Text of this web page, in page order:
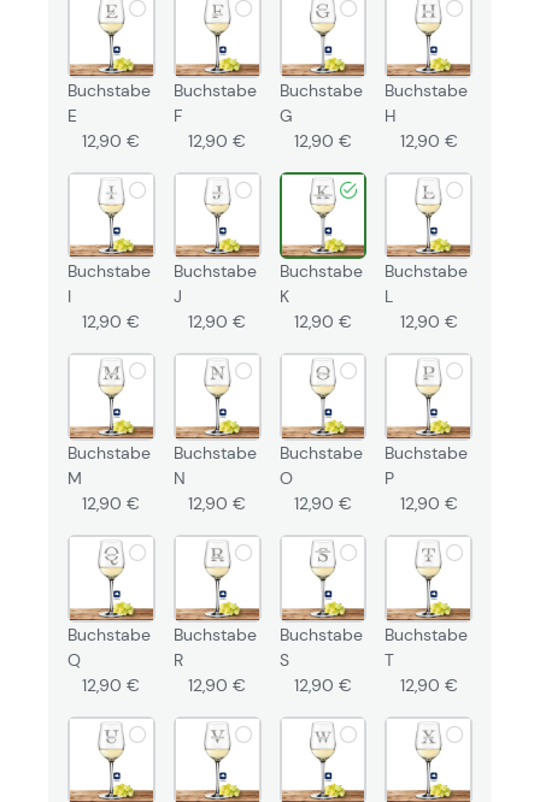
Buchstabe
E
12,90 €
Buchstabe
F
12,90 €
Buchstabe
G
12,90 €
Buchstabe
H
12,90 €
Buchstabe
I
12,90 €
Buchstabe
J
12,90 €
Buchstabe
K
12,90 €
Buchstabe
L
12,90 €
Buchstabe
M
12,90 €
Buchstabe
N
12,90 €
Buchstabe
O
12,90 €
Buchstabe
P
12,90 €
Buchstabe
Q
12,90 €
Buchstabe
R
12,90 €
Buchstabe
S
12,90 €
Buchstabe
T
12,90 €